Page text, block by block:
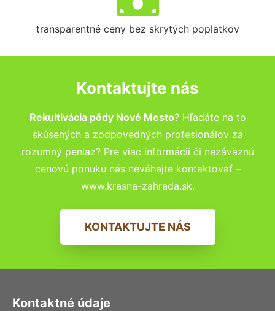
transparentné ceny bez skrytých poplatkov
Kontaktujte nás
Rekultivácia pôdy Nové Mesto? Hľadáte na to
skúsených a zodpovedných profesionálov za
rozumný peniaz? Pre viac informácií či nezáväznú
cenovú ponuku nás neváhajte kontaktovať –
www.krasna-zahrada.sk.
KONTAKTUJTE NÁS
Kontaktné údaje